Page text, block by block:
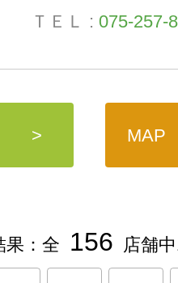
ＴＥＬ : 075-257-
> MAP
果：全 156 店舗